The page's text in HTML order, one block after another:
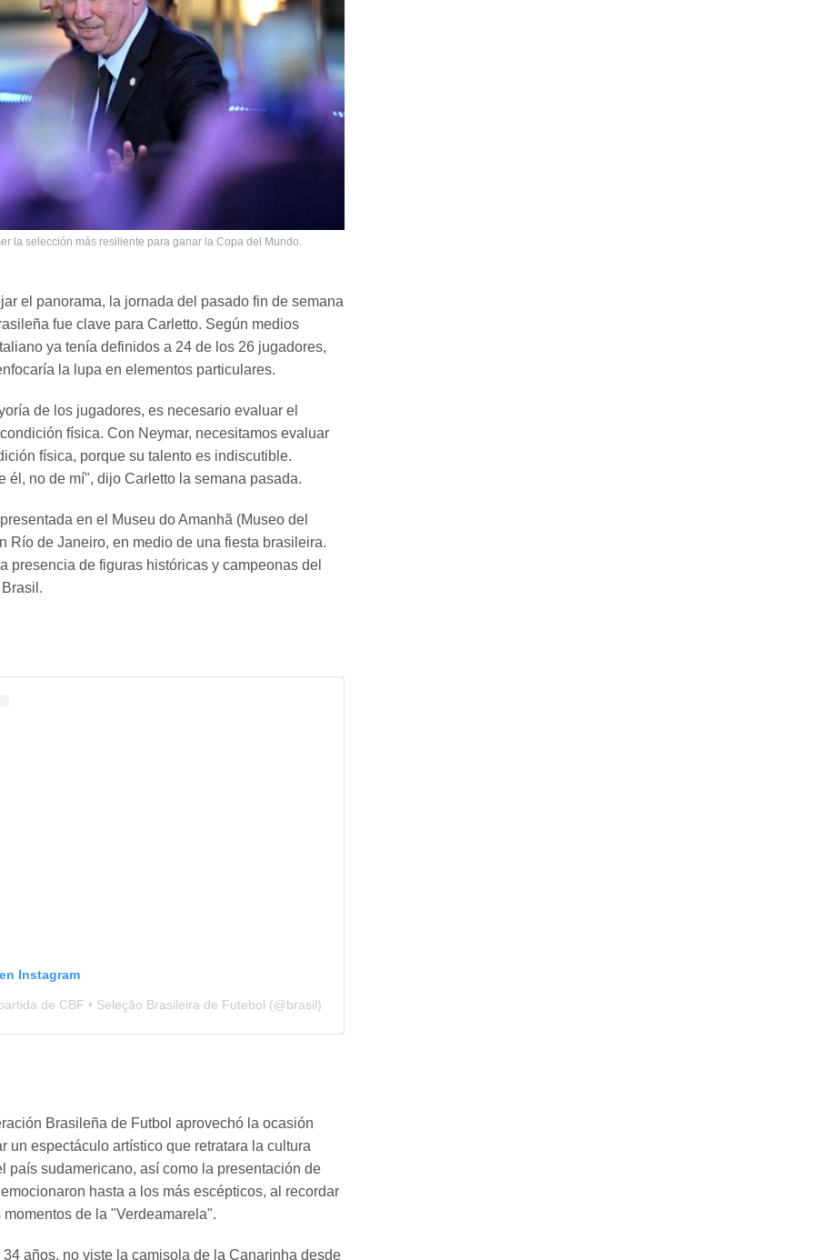
la selección más resiliente para ganar la Copa del Mundo.
el panorama, la jornada del pasado fin de semana
fue clave para Carletto. Según medios
ya tenía definidos a 24 de los 26 jugadores,
la lupa en elementos particulares.
de los jugadores, es necesario evaluar el
física. Con Neymar, necesitamos evaluar
física, porque su talento es indiscutible.
él, no de mí", dijo Carletto la semana pasada.
en el Museu do Amanhã (Museo del
Río de Janeiro, en medio de una fiesta brasileira.
presencia de figuras históricas y campeonas del
Instagram
de CBF • Seleção Brasileira de Futebol (@brasil)
Brasileña de Futbol aprovechó la ocasión
un espectáculo artístico que retratara la cultura
país sudamericano, así como la presentación de
hasta a los más escépticos, al recordar
momentos de la "Verdeamarela".
34 años, no viste la camisola de la Canarinha desde